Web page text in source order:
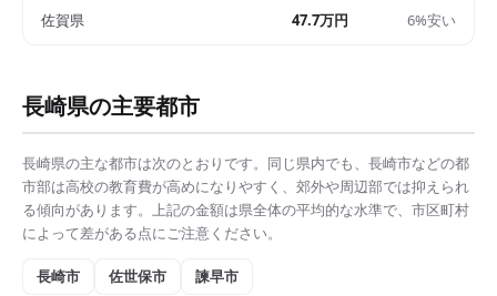
佐賀県 47.7万円 6%安い
長崎県の主要都市
長崎県の主な都市は次のとおりです。同じ県内でも、 長崎市などの都
市部は高校の教育費が高めになりやすく、郊外や周辺部では抑えられ
る傾向があります。上記の金額は県全体の平均的な水準で、市区町村
によって差がある点にご注意ください。
長崎市 佐世保市 諫早市